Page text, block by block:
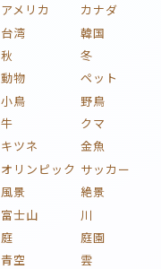
アメリカ
カナダ
台湾
韓国
秋
冬
動物
ペット
小鳥
野鳥
牛
クマ
キツネ
金魚
オリンピック サッカー
風景
絶景
富士山
川
庭
庭園
青空
雲